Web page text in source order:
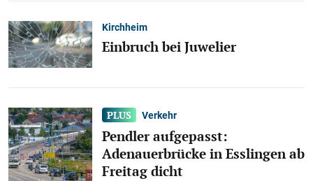
Kirchheim
Einbruch bei Juwelier
Verkehr
Pendler aufgepasst:
Adenauerbrücke in Esslingen ab
Freitag dicht